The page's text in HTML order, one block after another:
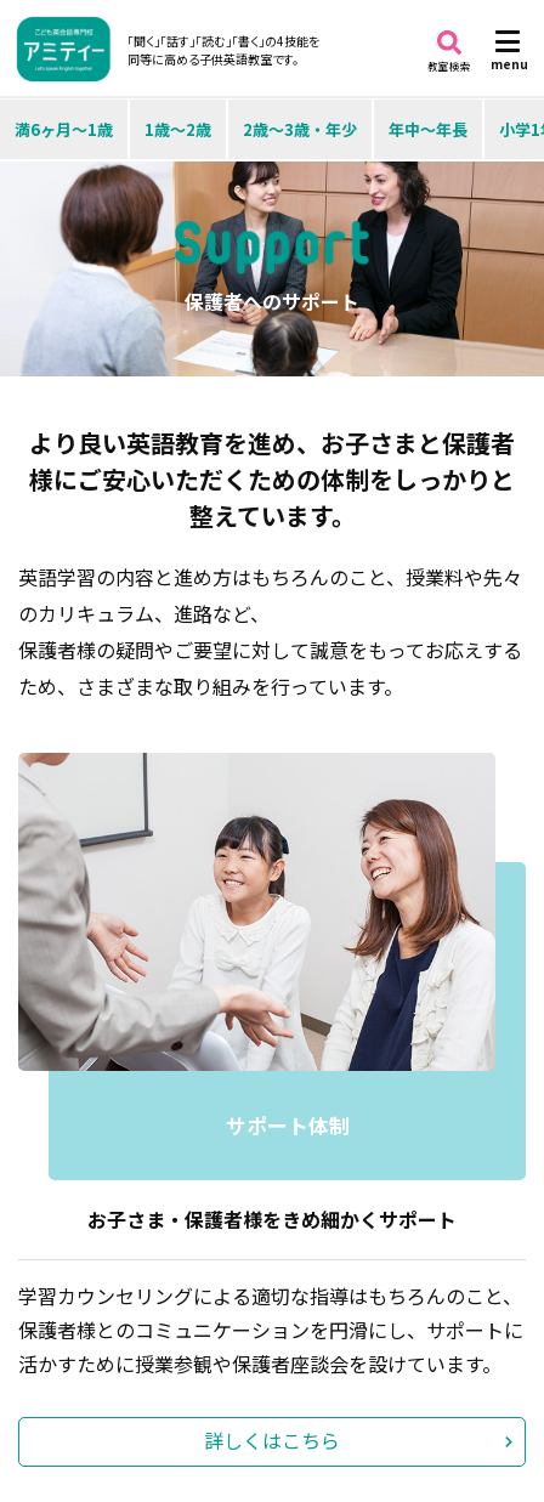
「聞く」「話す」「読む」「書く」の4技能を
同等に高める子供英語教室です。
menu
教室検索
満6ヶ月～1歳 1歳～2歳 2歳～3歳・年少 年中～年長 小学
保護者へのサポート
より良い英語教育を進め、お子さまと保護者
様にご安心いただくための体制をしっかりと
整えています。
英語学習の内容と進め方はもちろんのこと、授業料や先々
のカリキュラム、進路など、
保護者様の疑問やご要望に対して誠意をもってお応えする
ため、さまざまな取り組みを行っています。
サポート体制
お子さま・保護者様をきめ細かくサポート
学習カウンセリングによる適切な指導はもちろんのこと、
保護者様とのコミュニケーションを円滑にし、サポートに
活かすために授業参観や保護者座談会を設けています。
詳しくはこちら